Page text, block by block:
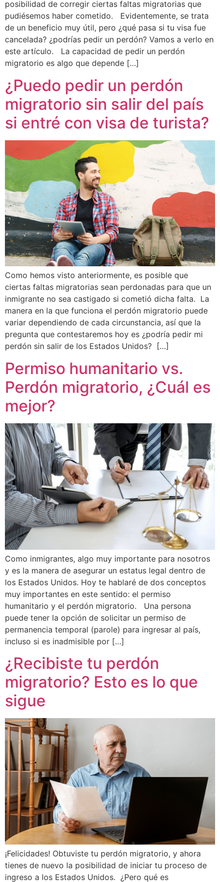
posibilidad de corregir ciertas faltas migratorias que
pudiésemos haber cometido. Evidentemente, se trata
de un beneficio muy útil, pero ¿qué pasa si tu visa fue
cancelada? ¿podrías pedir un perdón? Vamos a verlo en
este artículo. La capacidad de pedir un perdón
migratorio es algo que depende […]
¿Puedo pedir un perdón
migratorio sin salir del país
si entré con visa de turista?
Como hemos visto anteriormente, es posible que
ciertas faltas migratorias sean perdonadas para que un
inmigrante no sea castigado si cometió dicha falta. La
manera en la que funciona el perdón migratorio puede
variar dependiendo de cada circunstancia, así que la
pregunta que contestaremos hoy es ¿podría pedir mi
perdón sin salir de los Estados Unidos? […]
Permiso humanitario vs.
Perdón migratorio, ¿Cuál es
mejor?
Como inmigrantes, algo muy importante para nosotros
y es la manera de asegurar un estatus legal dentro de
los Estados Unidos. Hoy te hablaré de dos conceptos
muy importantes en este sentido: el permiso
humanitario y el perdón migratorio. Una persona
puede tener la opción de solicitar un permiso de
permanencia temporal (parole) para ingresar al país,
incluso si es inadmisible por […]
¿Recibiste tu perdón
migratorio? Esto es lo que
sigue
¡Felicidades! Obtuviste tu perdón migratorio, y ahora
tienes de nuevo la posibilidad de iniciar tu proceso de
ingreso a los Estados Unidos. ¿Pero qué es